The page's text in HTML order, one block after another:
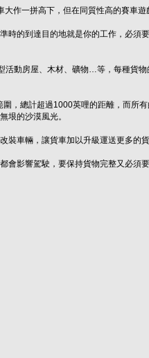
一拼高下，但在同質性高的賽車遊
的到達目的地就是你的工作，必須
動房屋、木材、礦物…等，每種貨物
總計超過1000英哩的距離，而所
垠的沙漠風光。
車輛，讓貨車加以升級運送更多的貨
影響駕駛，要保持貨物完整又必須